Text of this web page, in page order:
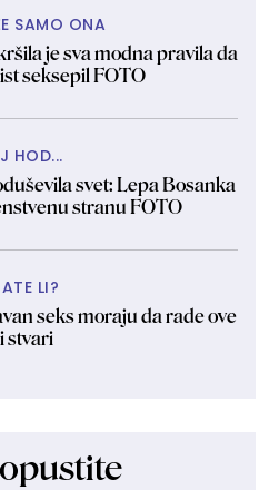
SAMO ONA
je sva modna pravila da
seksepil FOTO
HOD...
svet: Lepa Bosanka
stranu FOTO
LI?
seks moraju da rade ove
stvari